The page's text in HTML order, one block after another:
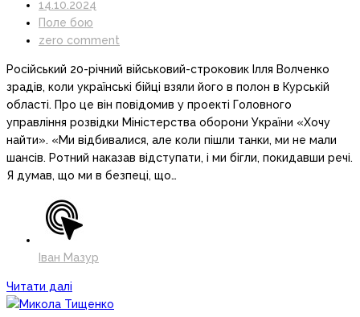
14.10.2024
Поле бою
zero comment
Російський 20-річний військовий-строковик Ілля Волченко
зрадів, коли українські бійці взяли його в полон в Курській
області. Про це він повідомив у проекті Головного
управління розвідки Міністерства оборони України «Хочу
найти». «Ми відбивалися, але коли пішли танки, ми не мали
шансів. Ротний наказав відступати, і ми бігли, покидавши речі.
Я думав, що ми в безпеці, що…
Іван Мазур
Читати далі